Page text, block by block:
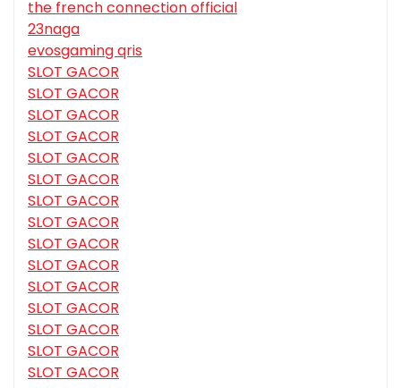
the french connection official
23naga
evosgaming qris
SLOT GACOR
SLOT GACOR
SLOT GACOR
SLOT GACOR
SLOT GACOR
SLOT GACOR
SLOT GACOR
SLOT GACOR
SLOT GACOR
SLOT GACOR
SLOT GACOR
SLOT GACOR
SLOT GACOR
SLOT GACOR
SLOT GACOR